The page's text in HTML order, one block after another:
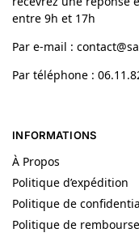
entre 9h et 17h
Par e-mail :
Par téléphone :
INFORMATIONS
À Propos
Politique d’expédition
Politique de
Politique de